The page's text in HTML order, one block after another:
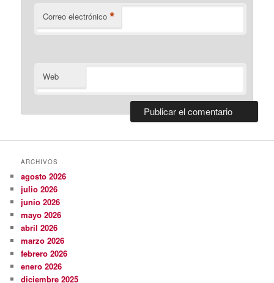
Correo electrónico *
Web
ARCHIVOS
agosto 2026
julio 2026
junio 2026
mayo 2026
abril 2026
marzo 2026
febrero 2026
enero 2026
diciembre 2025